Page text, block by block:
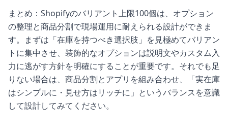
まとめ：Shopifyのバリアント上限100個は、オプション
の整理と商品分割で現場運用に耐えられる設計ができま
す。まずは「在庫を持つべき選択肢」を見極めてバリアン
トに集中させ、装飾的なオプションは説明文やカスタム入
力に逃がす方針を明確にすることが重要です。それでも足
りない場合は、商品分割とアプリを組み合わせ、「実在庫
はシンプルに・見せ方はリッチに」というバランスを意識
して設計してみてください。